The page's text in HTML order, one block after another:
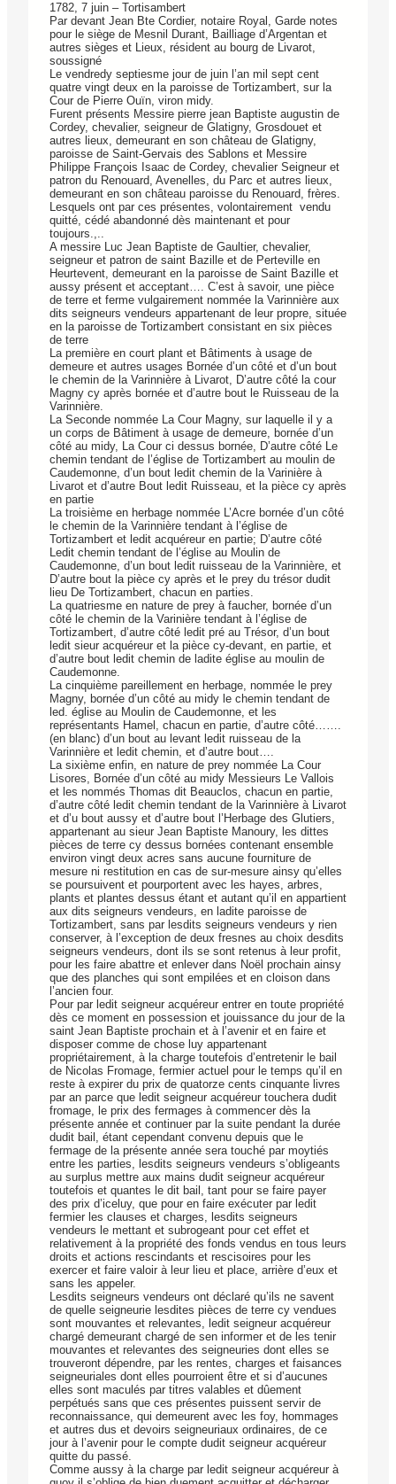
1782, 7 juin – Tortisambert
Par devant Jean Bte Cordier, notaire Royal, Garde notes
pour le siège de Mesnil Durant, Bailliage d’Argentan et
autres sièges et Lieux, résident au bourg de Livarot,
soussigné
Le vendredy septiesme jour de juin l’an mil sept cent
quatre vingt deux en la paroisse de Tortizambert, sur la
Cour de Pierre Ouïn, viron midy.
Furent présents Messire pierre jean Baptiste augustin de
Cordey, chevalier, seigneur de Glatigny, Grosdouet et
autres lieux, demeurant en son château de Glatigny,
paroisse de Saint-Gervais des Sablons et Messire
Philippe François Isaac de Cordey, chevalier Seigneur et
patron du Renouard, Avenelles, du Parc et autres lieux,
demeurant en son château paroisse du Renouard, frères.
Lesquels ont par ces présentes, volontairement vendu
quitté, cédé abandonné dès maintenant et pour
toujours.,..
A messire Luc Jean Baptiste de Gaultier, chevalier,
seigneur et patron de saint Bazille et de Perteville en
Heurtevent, demeurant en la paroisse de Saint Bazille et
aussy présent et acceptant…. C’est à savoir, une pièce
de terre et ferme vulgairement nommée la Varinnière aux
dits seigneurs vendeurs appartenant de leur propre, située
en la paroisse de Tortizambert consistant en six pièces
de terre
La première en court plant et Bâtiments à usage de
demeure et autres usages Bornée d’un côté et d’un bout
le chemin de la Varinnière à Livarot, D’autre côté la cour
Magny cy après bornée et d’autre bout le Ruisseau de la
Varinnière.
La Seconde nommée La Cour Magny, sur laquelle il y a
un corps de Bâtiment à usage de demeure, bornée d’un
côté au midy, La Cour ci dessus bornée, D’autre côté Le
chemin tendant de l’église de Tortizambert au moulin de
Caudemonne, d’un bout ledit chemin de la Varinière à
Livarot et d’autre Bout ledit Ruisseau, et la pièce cy après
en partie
La troisième en herbage nommée L’Acre bornée d’un côté
le chemin de la Varinnière tendant à l’église de
Tortizambert et ledit acquéreur en partie; D’autre côté
Ledit chemin tendant de l’église au Moulin de
Caudemonne, d’un bout ledit ruisseau de la Varinnière, et
D’autre bout la pièce cy après et le prey du trésor dudit
lieu De Tortizambert, chacun en parties.
La quatriesme en nature de prey à faucher, bornée d’un
côté le chemin de la Varinière tendant à l’église de
Tortizambert, d’autre côté ledit pré au Trésor, d’un bout
ledit sieur acquéreur et la pièce cy-devant, en partie, et
d’autre bout ledit chemin de ladite église au moulin de
Caudemonne.
La cinquième pareillement en herbage, nommée le prey
Magny, bornée d’un côté au midy le chemin tendant de
led. église au Moulin de Caudemonne, et les
représentants Hamel, chacun en partie, d’autre côté…….
(en blanc) d’un bout au levant ledit ruisseau de la
Varinnière et ledit chemin, et d’autre bout….
La sixième enfin, en nature de prey nommée La Cour
Lisores, Bornée d’un côté au midy Messieurs Le Vallois
et les nommés Thomas dit Beauclos, chacun en partie,
d’autre côté ledit chemin tendant de la Varinnière à Livarot
et d’u bout aussy et d’autre bout l’Herbage des Glutiers,
appartenant au sieur Jean Baptiste Manoury, les dittes
pièces de terre cy dessus bornées contenant ensemble
environ vingt deux acres sans aucune fourniture de
mesure ni restitution en cas de sur-mesure ainsy qu’elles
se poursuivent et pourportent avec les hayes, arbres,
plants et plantes dessus étant et autant qu’il en appartient
aux dits seigneurs vendeurs, en ladite paroisse de
Tortizambert, sans par lesdits seigneurs vendeurs y rien
conserver, à l’exception de deux fresnes au choix desdits
seigneurs vendeurs, dont ils se sont retenus à leur profit,
pour les faire abattre et enlever dans Noël prochain ainsy
que des planches qui sont empilées et en cloison dans
l’ancien four.
Pour par ledit seigneur acquéreur entrer en toute propriété
dès ce moment en possession et jouissance du jour de la
saint Jean Baptiste prochain et à l’avenir et en faire et
disposer comme de chose luy appartenant
propriétairement, à la charge toutefois d’entretenir le bail
de Nicolas Fromage, fermier actuel pour le temps qu’il en
reste à expirer du prix de quatorze cents cinquante livres
par an parce que ledit seigneur acquéreur touchera dudit
fromage, le prix des fermages à commencer dès la
présente année et continuer par la suite pendant la durée
dudit bail, étant cependant convenu depuis que le
fermage de la présente année sera touché par moytiés
entre les parties, lesdits seigneurs vendeurs s’obligeants
au surplus mettre aux mains dudit seigneur acquéreur
toutefois et quantes le dit bail, tant pour se faire payer
des prix d’iceluy, que pour en faire exécuter par ledit
fermier les clauses et charges, lesdits seigneurs
vendeurs le mettant et subrogeant pour cet effet et
relativement à la propriété des fonds vendus en tous leurs
droits et actions rescindants et rescisoires pour les
exercer et faire valoir à leur lieu et place, arrière d’eux et
sans les appeler.
Lesdits seigneurs vendeurs ont déclaré qu’ils ne savent
de quelle seigneurie lesdites pièces de terre cy vendues
sont mouvantes et relevantes, ledit seigneur acquéreur
chargé demeurant chargé de sen informer et de les tenir
mouvantes et relevantes des seigneuries dont elles se
trouveront dépendre, par les rentes, charges et faisances
seigneuriales dont elles pourroient être et si d’aucunes
elles sont maculés par titres valables et dûement
perpétués sans que ces présentes puissent servir de
reconnaissance, qui demeurent avec les foy, hommages
et autres dus et devoirs seigneuriaux ordinaires, de ce
jour à l’avenir pour le compte dudit seigneur acquéreur
quitte du passé.
Comme aussy à la charge par ledit seigneur acquéreur à